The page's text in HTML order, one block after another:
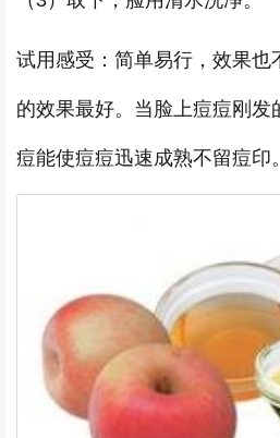
试用感受：简单易行，效果也
的效果最好。当脸上痘痘刚发
痘能使痘痘迅速成熟不留痘印。